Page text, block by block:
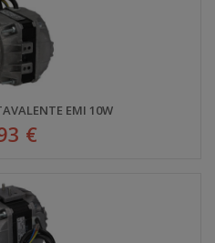
EMI 10W
€